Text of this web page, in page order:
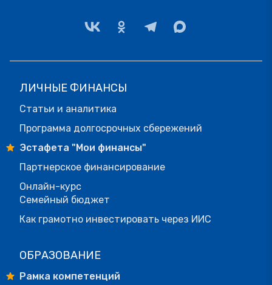
ЛИЧНЫЕ ФИНАНСЫ
Статьи и аналитика
Программа долгосрочных сбережений
Эстафета "Мои финансы"
Партнерское финансирование
Онлайн-курс
Семейный бюджет
Как грамотно инвестировать через ИИС
ОБРАЗОВАНИЕ
Рамка компетенций